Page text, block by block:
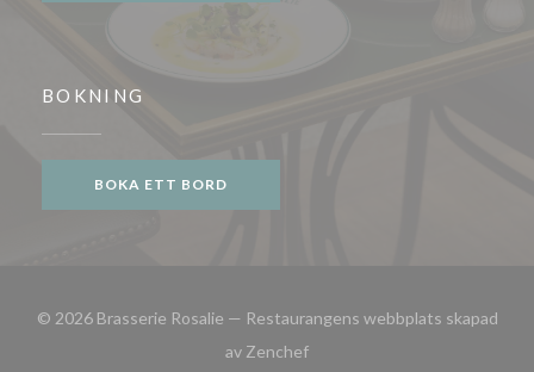
BOKNING
BOKA ETT BORD
© 2026 Brasserie Rosalie — Restaurangens webbplats skapad
av Zenchef((öppnas i ett nytt fönster))